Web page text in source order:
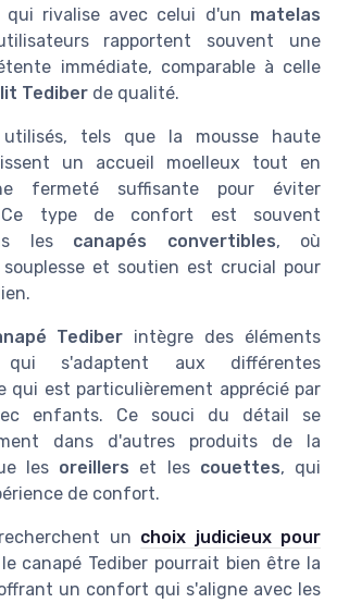
qui rivalise avec celui d'un matelas
rapportent souvent une
immédiate, comparable à celle
lit Tediber de qualité.
utilisés, tels que la mousse haute
un accueil moelleux tout en
fermeté suffisante pour éviter
Ce type de confort est souvent
les canapés convertibles, où
et soutien est crucial pour
Tediber intègre des éléments
qui s'adaptent aux différentes
qui est particulièrement apprécié par
enfants. Ce souci du détail se
dans d'autres produits de la
les oreillers et les couettes, qui
de confort.
un choix judicieux pour
canapé Tediber pourrait bien être la
un confort qui s'aligne avec les